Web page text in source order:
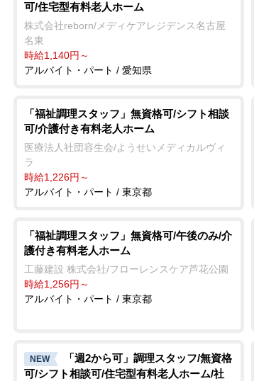
可/住宅型有料老人ホーム
株式会社reborn/メディケアレジデンス名古屋
名東
時給1,140円～
アルバイト・パート / 愛知県
「福祉調理スタッフ」無資格可/シフト相談
可/介護付き有料老人ホーム
医療法人社団容生会/ようせいメディカルヴィ
ラ
時給1,226円～
アルバイト・パート / 東京都
「福祉調理スタッフ」無資格可/午後のみ/介
護付き有料老人ホーム
工藤建設 株式会社/フローレンスケア芦花公園
時給1,256円～
アルバイト・パート / 東京都
NEW
「週2から可」調理スタッフ/無資格
可/シフト相談可/住宅型有料老人ホーム/社